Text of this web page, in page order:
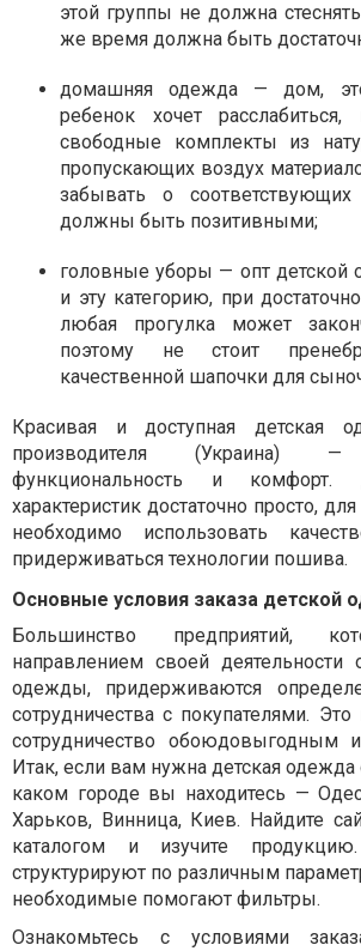
этой группы не должна
же время должна быть
домашняя одежда — дом,
ребенок хочет
свободные комплекты из
пропускающих воздух
забывать о соответствующих
должны быть позитивными;
головные уборы — опт
и эту категорию, при
любая прогулка может
поэтому не стоит
качественной шапочки для
Красивая и доступная детская
производителя (Украина)
функциональность и комфорт.
характеристик достаточно просто,
необходимо использовать
придерживаться технологии пошива.
Основные условия заказа детской
Большинство предприятий,
направлением своей
одежды, придерживаются
сотрудничества с покупателями. Это
сотрудничество обоюдовыгодным
Итак, если вам нужна детская
каком городе вы находитесь —
Харьков, Винница, Киев. Найдите
каталогом и изучите
структурируют по различным
необходимые помогают фильтры.
Ознакомьтесь с условиями